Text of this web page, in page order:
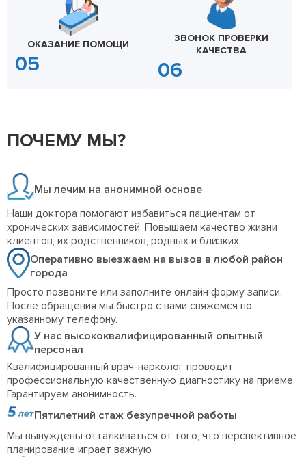
ОКАЗАНИЕ ПОМОЩИ
ЗВОНОК ПРОВЕРКИ
КАЧЕСТВА
ПОЧЕМУ МЫ?
Мы лечим на анонимной основе
Наши доктора помогают избавиться пациентам от
хронических зависимостей. Повышаем качество жизни
клиентов, их родственников, родных и близких.
Оперативно выезжаем на вызов в любой район
города
Просто позвоните или заполните онлайн форму записи.
После обращения мы быстро с вами свяжемся по
указанному телефону.
У нас высококвалифицированный опытный
персонал
Квалифицированный врач-нарколог проводит
профессиональную качественную диагностику на приеме.
Гарантируем анонимность.
Пятилетний стаж безупречной работы
Мы вынуждены отталкиваться от того, что перспективное
планирование играет важную